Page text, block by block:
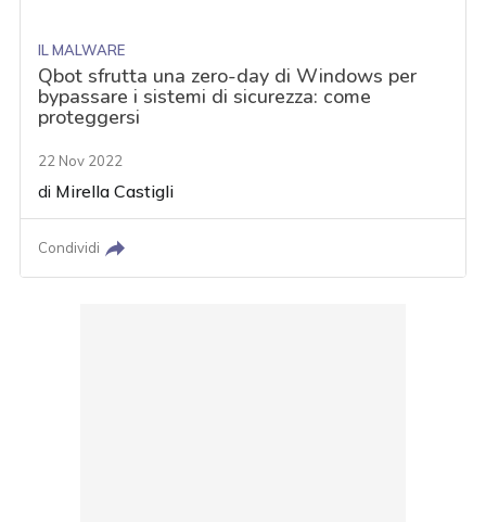
IL MALWARE
Qbot sfrutta una zero-day di Windows per
bypassare i sistemi di sicurezza: come
proteggersi
22 Nov 2022
di Mirella Castigli
Condividi